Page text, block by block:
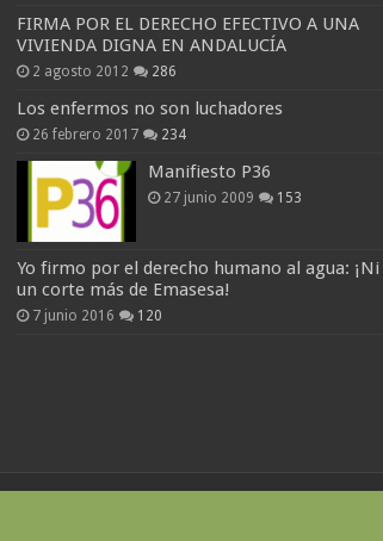
FIRMA POR EL DERECHO EFECTIVO A UNA
VIVIENDA DIGNA EN ANDALUCÍA
2 agosto 2012 286
Los enfermos no son luchadores
26 febrero 2017 234
Manifiesto P36
27 junio 2009 153
Yo firmo por el derecho humano al agua: ¡Ni
un corte más de Emasesa!
7 junio 2016 120